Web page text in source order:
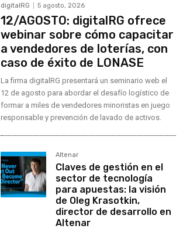
digitalRG 5 agosto, 2026
12/AGOSTO: digitalRG ofrece
webinar sobre cómo capacitar
a vendedores de loterías, con
caso de éxito de LONASE
La firma digitalRG presentará un seminario web el
12 de agosto para abordar el desafío logístico de
formar a miles de vendedores minoristas en juego
responsable y prevención de lavado de activos.
Altenar
Claves de gestión en el
sector de tecnología
para apuestas: la visión
de Oleg Krasotkin,
director de desarrollo en
Altenar